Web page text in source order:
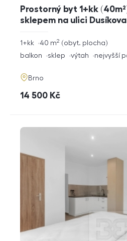
Prostorný byt 1+kk
sklepem na ulici Dusíkova
rozměry
1+kk obyt. plocha
40 m2
funkce
balkon sklep výtah nejvyšší
adresa
Brno
cena
14 500 Kč